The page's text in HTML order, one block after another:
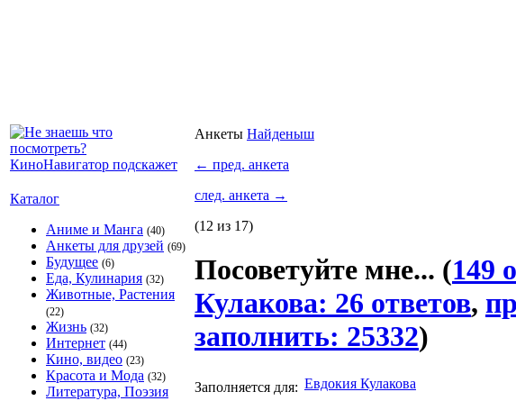
Каталог
Аниме и Манга (40)
Анкеты для друзей (69)
Будущее (6)
Еда, Кулинария (32)
Животные, Растения
(22)
Жизнь (32)
Интернет (44)
Кино, видео (23)
Красота и Мода (32)
Литература, Поэзия
Анкеты Найденыш
← пред. анкета
след. анкета →
(12 из 17)
Посоветуйте мне... (149
Кулакова: 26 ответов,
заполнить: 25332)
Заполняется для: Евдокия Кулакова